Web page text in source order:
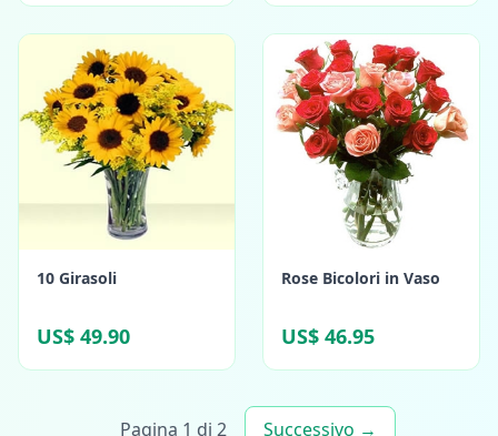
10 Girasoli
US$ 49.90
Rose Bicolori in Vaso
US$ 46.95
Pagina 1 di 2 Successivo →